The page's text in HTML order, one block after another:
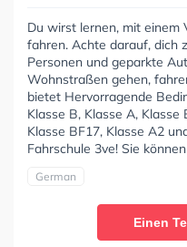
Du wirst lernen, mit einem
fahren. Achte darauf, dich
Personen und geparkte
Wohnstraßen gehen,
bietet Hervorragende
Klasse B, Klasse A, Klasse
Klasse BF17, Klasse A2
Fahrschule 3ve! Sie
German
Einen